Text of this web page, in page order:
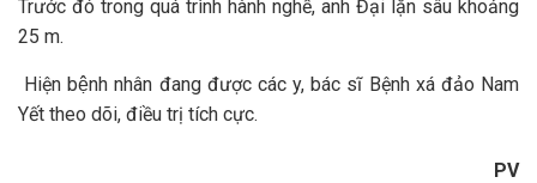
Trước đó trong quá trình hành nghề, anh Đại lặn sâu khoảng
25 m.
Hiện bệnh nhân đang được các y, bác sĩ Bệnh xá đảo Nam
Yết theo dõi, điều trị tích cực.
PV